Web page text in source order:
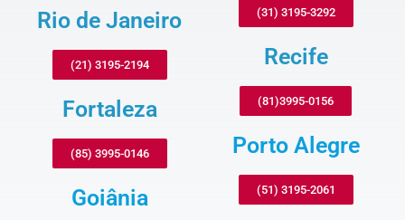
Rio de Janeiro
(21) 3195-2194
Fortaleza
(85) 3995-0146
Goiânia
(31) 3195-3292
Recife
(81)3995-0156
Porto Alegre
(51) 3195-2061